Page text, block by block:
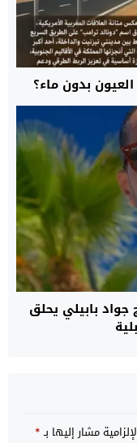
بدون ماء؟
جواد بابيلي يحلق
مشار إليها بـ*